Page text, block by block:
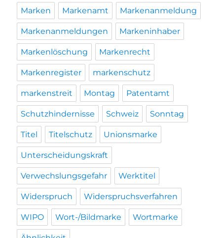
Marken Markenamt Markenanmeldung
Markenanmeldungen Markeninhaber
Markenlöschung Markenrecht
Markenregister markenschutz
markenstreit Montag Patentamt
Schutzhindernisse Schweiz Sonntag
Titel Titelschutz Unionsmarke
Unterscheidungskraft
Verwechslungsgefahr Werktitel
Widerspruch Widerspruchsverfahren
WIPO Wort-/Bildmarke Wortmarke